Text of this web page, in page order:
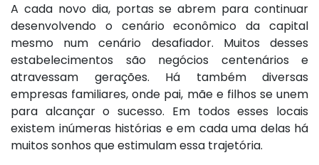
A cada novo dia, portas se abrem para continuar
desenvolvendo o cenário econômico da capital
mesmo num cenário desafiador. Muitos desses
estabelecimentos são negócios centenários e
atravessam gerações. Há também diversas
empresas familiares, onde pai, mãe e filhos se unem
para alcançar o sucesso. Em todos esses locais
existem inúmeras histórias e em cada uma delas há
muitos sonhos que estimulam essa trajetória.